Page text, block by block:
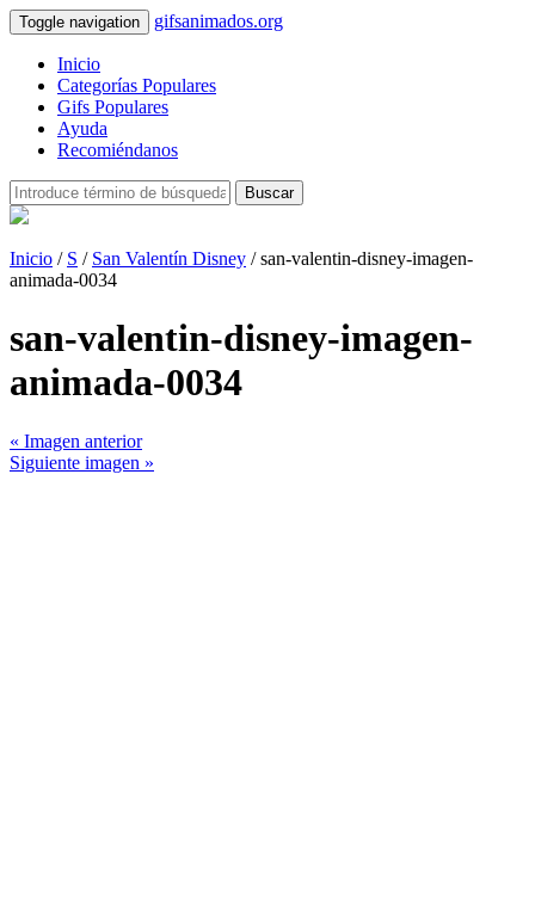
Toggle navigation gifsanimados.org
Inicio
Categorías Populares
Gifs Populares
Ayuda
Recomiéndanos
Buscar
Inicio / S / San Valentín Disney / san-valentin-disney-imagen-
animada-0034
san-valentin-disney-imagen-
animada-0034
« Imagen anterior
Siguiente imagen »